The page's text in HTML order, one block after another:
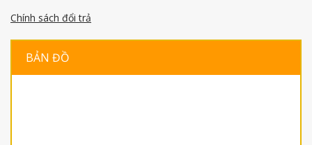
Chính sách đổi trả
BẢN ĐỒ